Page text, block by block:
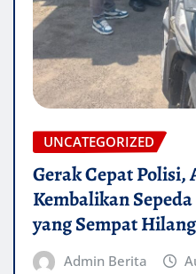
UNCATEGORIZED
Gerak Cepat Polisi,
Kembalikan
yang Sempat Hilang
Admin Berita